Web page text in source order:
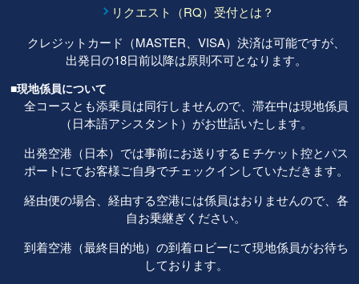
リクエスト（RQ）受付とは？
クレジットカード（MASTER、VISA）決済は可能ですが、
出発日の18日前以降は原則不可となります。
■現地係員について
全コースとも添乗員は同行しませんので、滞在中は現地係員
（日本語アシスタント）がお世話いたします。
出発空港（日本）では事前にお送りするＥチケット控とパス
ポートにてお客様ご自身でチェックインしていただきます。
経由便の場合、経由する空港には係員はおりませんので、各
自お乗継ぎください。
到着空港（最終目的地）の到着ロビーにて現地係員がお待ち
しております。